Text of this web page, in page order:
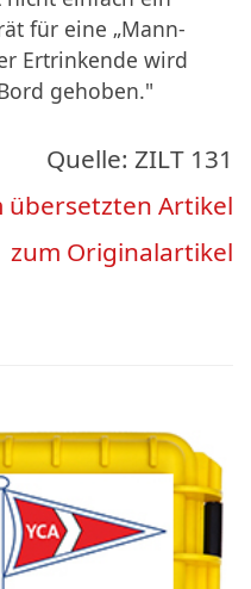
für eine „Mann-
Ertrinkende wird
gehoben."
Quelle: ZILT 131
übersetzten Artikel
zum Originalartikel